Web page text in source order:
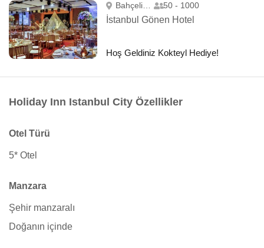
Bahçelievler 50 - 1000
İstanbul Gönen Hotel
Hoş Geldiniz Kokteyl Hediye!
Holiday Inn Istanbul City Özellikler
Otel Türü
5* Otel
Manzara
Şehir manzaralı
Doğanın içinde